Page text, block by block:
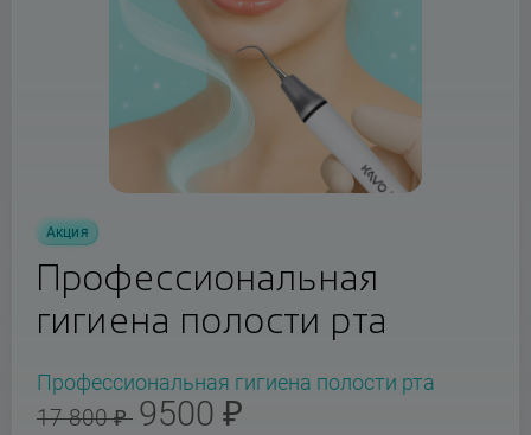
Акция
Профессиональная
гигиена полости рта
Профессиональная гигиена полости рта
17 800 ₽ 9500 ₽